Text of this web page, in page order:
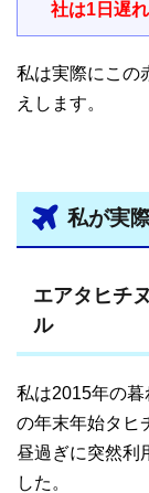
社は1日遅
私は実際にこの
えします。
私が実
エアタヒチ
ル
私は2015年の
の年末年始タヒ
昼過ぎに突然利
した。